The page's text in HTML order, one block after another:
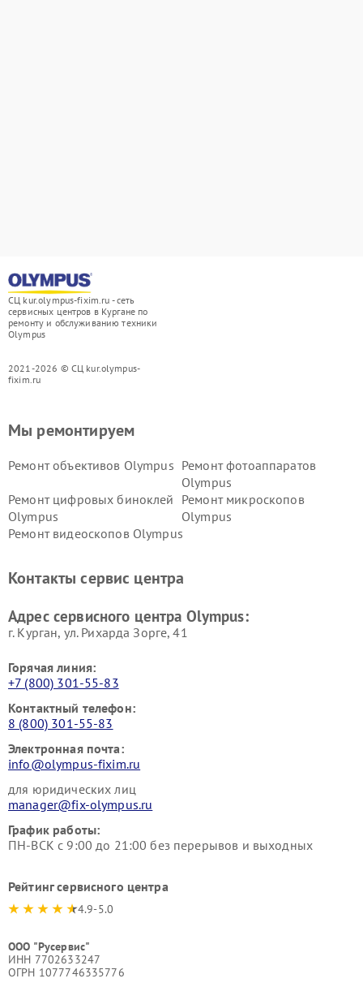
СЦ kur.olympus-fixim.ru - сеть
сервисных центров в Кургане по
ремонту и обслуживанию техники
Olympus
2021-2026 © СЦ kur.olympus-
fixim.ru
Мы ремонтируем
Ремонт объективов Olympus Ремонт фотоаппаратов
Olympus
Ремонт цифровых биноклей
Olympus
Ремонт микроскопов
Olympus
Ремонт видеоскопов Olympus
Контакты сервис центра
Адрес сервисного центра Olympus:
г. Курган, ул. Рихарда Зорге, 41
Горячая линия:
+7 (800) 301-55-83
Контактный телефон:
8 (800) 301-55-83
Электронная почта:
info@olympus-fixim.ru
для юридических лиц
manager@fix-olympus.ru
График работы:
ПН-ВСК с 9:00 до 21:00 без перерывов и выходных
Рейтинг сервисного центра
4.9-5.0
ООО "Русервис"
ИНН 7702633247
ОГРН 1077746335776